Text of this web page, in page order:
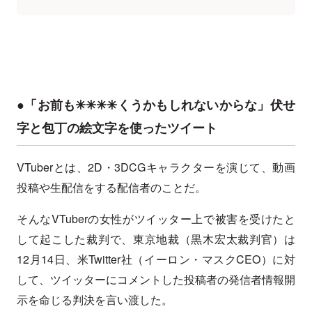
●「お前も✳✳✳✳くうかもしれないからな」伏せ
字と包丁の絵文字を使ったツイート
VTuberとは、2D・3DCGキャラクターを演じて、動画
投稿や生配信をする配信者のことだ。
そんなVTuberの女性がツイッター上で被害を受けたと
して起こした裁判で、東京地裁（黒木宏太裁判官）は
12月14日、米Twitter社（イーロン・マスクCEO）に対
して、ツイッターにコメントした投稿者の発信者情報開
示を命じる判決を言い渡した。